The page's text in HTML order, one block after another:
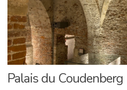
Palais du Coudenberg